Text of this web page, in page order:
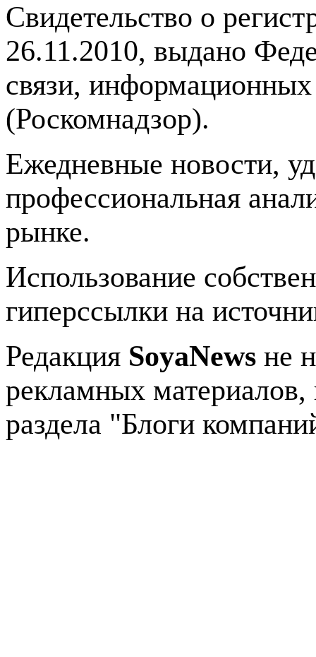
Свидетельство о
26.11.2010, выдано
связи,
(Роскомнадзор).
Ежедневные новости,
профессиональная
рынке.
Использование
гиперссылки на
Редакция SoyaNews не
рекламных
раздела "Блоги